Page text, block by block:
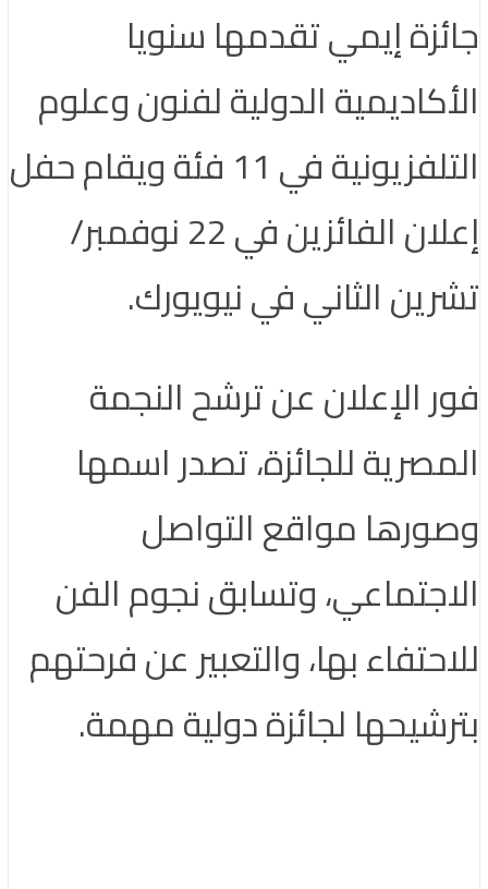
جائزة إيمي تقدمها سنويا
الأكاديمية الدولية لفنون وعلوم
التلفزيونية في 11 فئة ويقام حفل
إعلان الفائزين في 22 نوفمبر/
تشرين الثاني في نيويورك.
فور الإعلان عن ترشح النجمة
المصرية للجائزة، تصدر اسمها
وصورها مواقع التواصل
الاجتماعي، وتسابق نجوم الفن
للاحتفاء بها، والتعبير عن فرحتهم
بترشيحها لجائزة دولية مهمة.